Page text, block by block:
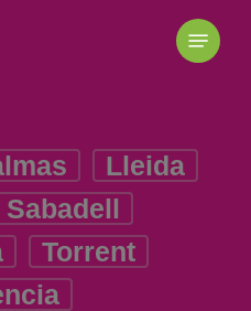
Lleida
Sabadell
Torrent